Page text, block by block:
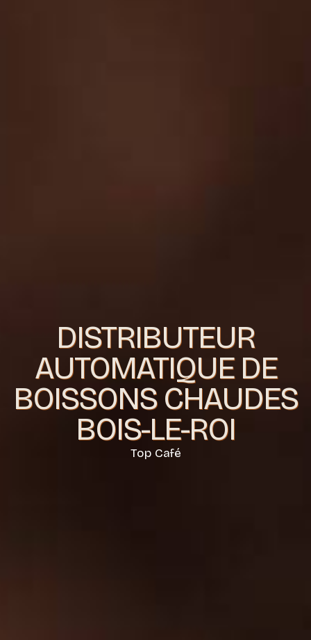
DISTRIBUTEUR
AUTOMATIQUE DE
BOISSONS CHAUDES
BOIS-LE-ROI
Top Café